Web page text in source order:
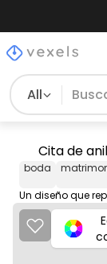
All
Cita de
boda